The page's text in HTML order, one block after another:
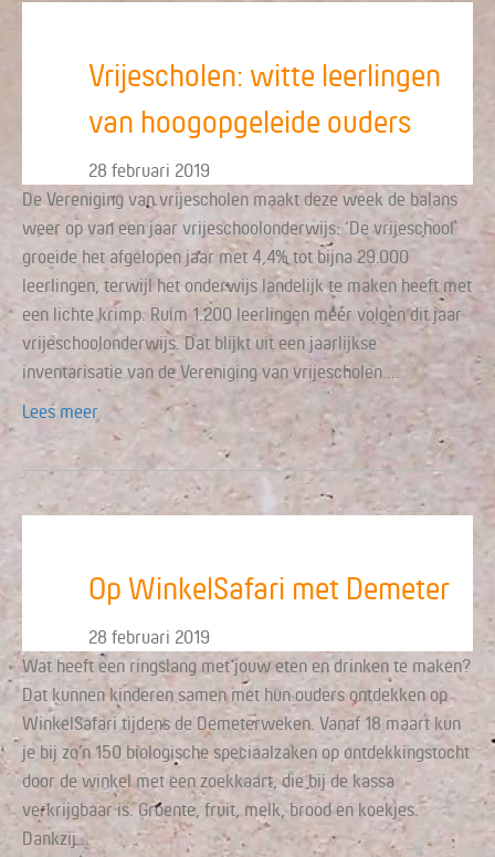
Vrijescholen: witte leerlingen
van hoogopgeleide ouders
28 februari 2019
De Vereniging van vrijescholen maakt deze week de balans
weer op van een jaar vrijeschoolonderwijs: ‘De vrijeschool
groeide het afgelopen jaar met 4,4% tot bijna 29.000
leerlingen, terwijl het onderwijs landelijk te maken heeft met
een lichte krimp. Ruim 1.200 leerlingen méér volgen dit jaar
vrijeschoolonderwijs. Dat blijkt uit een jaarlijkse
inventarisatie van de Vereniging van vrijescholen.…
Lees meer
Op WinkelSafari met Demeter
28 februari 2019
Wat heeft een ringslang met jouw eten en drinken te maken?
Dat kunnen kinderen samen met hun ouders ontdekken op
WinkelSafari tijdens de Demeterweken. Vanaf 18 maart kun
je bij zo’n 150 biologische speciaalzaken op ontdekkingstocht
door de winkel met een zoekkaart, die bij de kassa
verkrijgbaar is. Groente, fruit, melk, brood en koekjes.
Dankzij…